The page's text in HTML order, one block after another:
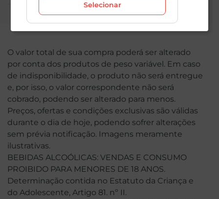
O valor total de sua compra poderá ser alterado
por conta dos produtos de peso variável. Em caso
de indisponibilidade, o produto não será entregue
e, por isso, o valor correspondente não será
cobrado, podendo ser alterado para menos.
Preços, ofertas e condições exclusivas são válidas
durante o dia de hoje, podendo sofrer alterações
sem prévia notificação. Imagens meramente
ilustrativas.
BEBIDAS ALCOÓLICAS: VENDAS E CONSUMO
PROIBIDO PARA MENORES DE 18 ANOS.
Determinação contida no Estatuto da Criança e
do Adolescente, Artigo 81. nº II.
Selecionar